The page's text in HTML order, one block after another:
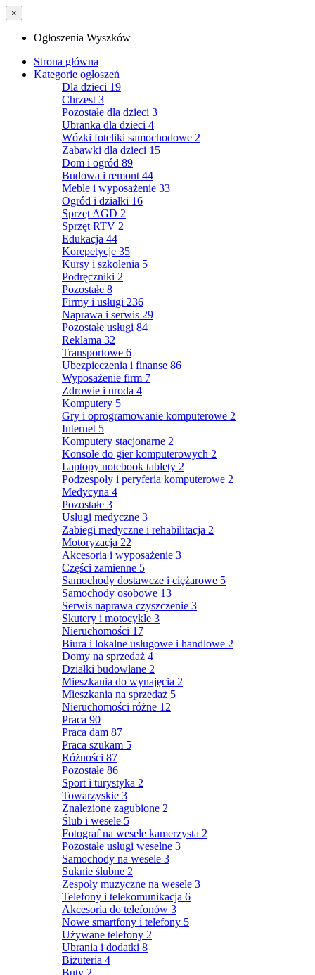
×
Ogłoszenia Wyszków
Strona główna
Kategorie ogłoszeń
Dla dzieci 19
Chrzest 3
Pozostałe dla dzieci 3
Ubranka dla dzieci 4
Wózki foteliki samochodowe 2
Zabawki dla dzieci 15
Dom i ogród 89
Budowa i remont 44
Meble i wyposażenie 33
Ogród i działki 16
Sprzęt AGD 2
Sprzęt RTV 2
Edukacja 44
Korepetycje 35
Kursy i szkolenia 5
Podręczniki 2
Pozostałe 8
Firmy i usługi 236
Naprawa i serwis 29
Pozostałe usługi 84
Reklama 32
Transportowe 6
Ubezpieczenia i finanse 86
Wyposażenie firm 7
Zdrowie i uroda 4
Komputery 5
Gry i oprogramowanie komputerowe 2
Internet 5
Komputery stacjonarne 2
Konsole do gier komputerowych 2
Laptopy notebook tablety 2
Podzespoły i peryferia komputerowe 2
Medycyna 4
Pozostałe 3
Usługi medyczne 3
Zabiegi medyczne i rehabilitacja 2
Motoryzacja 22
Akcesoria i wyposażenie 3
Części zamienne 5
Samochody dostawcze i ciężarowe 5
Samochody osobowe 13
Serwis naprawa czyszczenie 3
Skutery i motocykle 3
Nieruchomości 17
Biura i lokalne usługowe i handlowe 2
Domy na sprzedaż 4
Działki budowlane 2
Mieszkania do wynajęcia 2
Mieszkania na sprzedaż 5
Nieruchomości różne 12
Praca 90
Praca dam 87
Praca szukam 5
Różności 87
Pozostałe 86
Sport i turystyka 2
Towarzyskie 3
Znalezione zagubione 2
Ślub i wesele 5
Fotograf na wesele kamerzysta 2
Pozostałe usługi weselne 3
Samochody na wesele 3
Suknie ślubne 2
Zespoły muzyczne na wesele 3
Telefony i telekomunikacja 6
Akcesoria do telefonów 3
Nowe smartfony i telefony 5
Używane telefony 2
Ubrania i dodatki 8
Biżuteria 4
Buty 2